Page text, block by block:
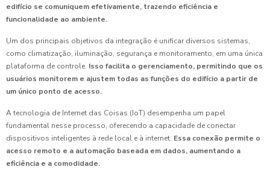
edifício se comuniquem efetivamente, trazendo eficiência e
funcionalidade ao ambiente.
Um dos principais objetivos da integração é unificar diversos sistemas,
como climatização, iluminação, segurança e monitoramento, em uma única
plataforma de controle. Isso facilita o gerenciamento, permitindo que os
usuários monitorem e ajustem todas as funções do edifício a partir de
um único ponto de acesso.
A tecnologia de Internet das Coisas (IoT) desempenha um papel
fundamental nesse processo, oferecendo a capacidade de conectar
dispositivos inteligentes à rede local e à internet. Essa conexão permite o
acesso remoto e a automação baseada em dados, aumentando a
eficiência e a comodidade.